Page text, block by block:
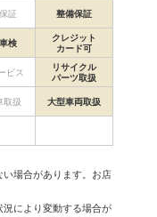
証 整備保証
検
クレジット
カード可
ビス
リサイクル
パーツ取扱
取扱 大型車両取扱
場合があります。お店
により変動する場合が